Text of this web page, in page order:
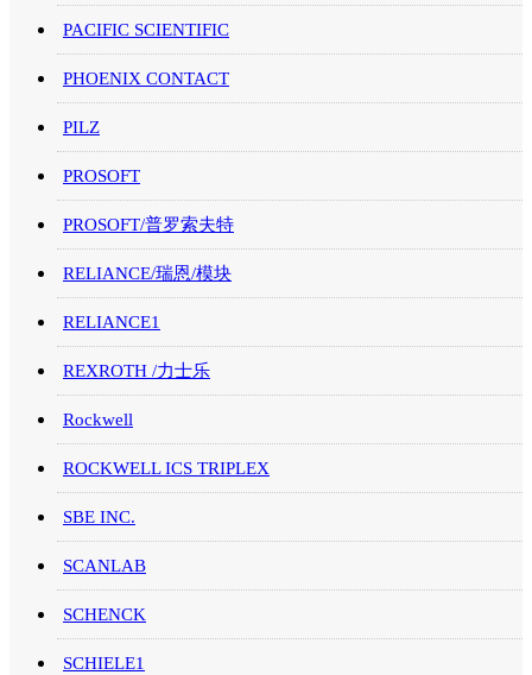
PACIFIC SCIENTIFIC
PHOENIX CONTACT
PILZ
PROSOFT
PROSOFT/普罗索夫特
RELIANCE/瑞恩/模块
RELIANCE1
REXROTH /力士乐
Rockwell
ROCKWELL ICS TRIPLEX
SBE INC.
SCANLAB
SCHENCK
SCHIELE1